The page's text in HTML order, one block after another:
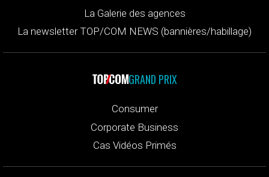
La Galerie des agences
La newsletter TOP/COM NEWS (bannières/habillage)
GRAND PRIX
Consumer
Corporate Business
Cas Vidéos Primés